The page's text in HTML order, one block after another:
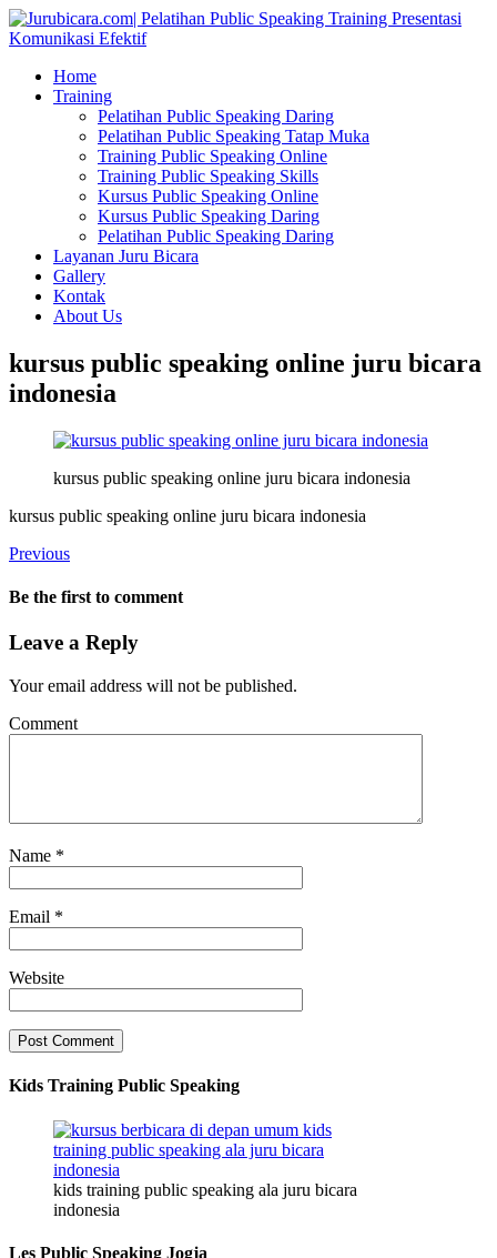
Home
Training
Pelatihan Public Speaking Daring
Pelatihan Public Speaking Tatap Muka
Training Public Speaking Online
Training Public Speaking Skills
Kursus Public Speaking Online
Kursus Public Speaking Daring
Pelatihan Public Speaking Daring
Layanan Juru Bicara
Gallery
Kontak
About Us
kursus public speaking online juru bicara
indonesia
kursus public speaking online juru bicara indonesia
kursus public speaking online juru bicara indonesia
Previous
Be the first to comment
Leave a Reply
Your email address will not be published.
Comment
Name *
Email *
Website
Kids Training Public Speaking
kids training public speaking ala juru bicara
indonesia
Les Public Speaking Jogja